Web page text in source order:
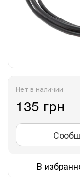
Нет в наличии
135 грн
В